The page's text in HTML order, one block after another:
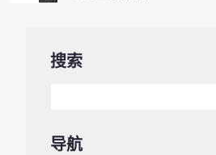
搜索
导航